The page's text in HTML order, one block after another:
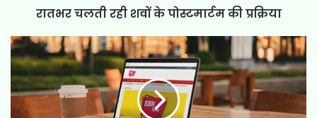
रातभर चलती रही शवों के पोस्टमार्टम की प्रक्रिया